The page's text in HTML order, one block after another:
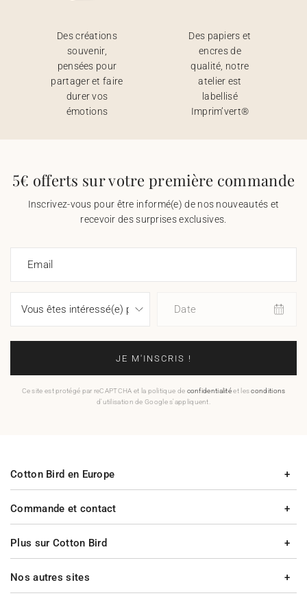
Des créations
souvenir,
pensées pour
partager et faire
durer vos
émotions
Des papiers et
encres de
qualité, notre
atelier est
labellisé
Imprim’vert®
5€ offerts sur votre première commande
Inscrivez-vous pour être informé(e) de nos nouveautés et
recevoir des surprises exclusives.
Email
Date
JE M'INSCRIS !
Ce site est protégé par reCAPTCHA et la politique de confidentialitéet lesconditions
d'utilisation de Google s'appliquent.
Commande et contact
Plus sur Cotton Bird
Cotton Bird en Europe
Nos autres sites